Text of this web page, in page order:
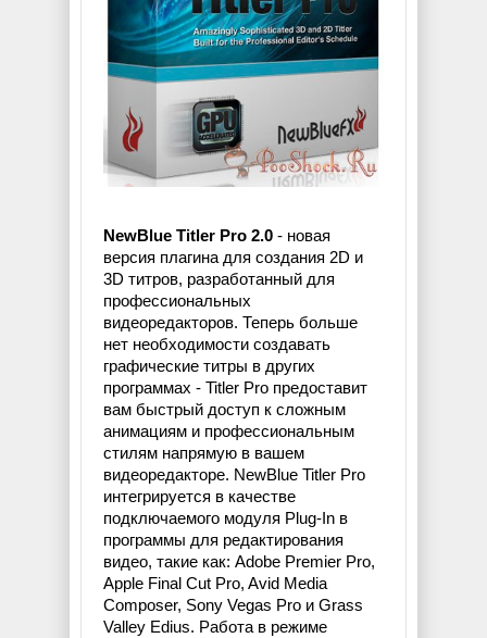
NewBlue Titler Pro 2.0 - новая
версия плагина для создания 2D и
3D титров, разработанный для
профессиональных
видеоредакторов. Теперь больше
нет необходимости создавать
графические титры в других
программах - Titler Pro предоставит
вам быстрый доступ к сложным
анимациям и профессиональным
стилям напрямую в вашем
видеоредакторе. NewBlue Titler Pro
интегрируется в качестве
подключаемого модуля Plug-In в
программы для редактирования
видео, такие как: Adobe Premier Pro,
Apple Final Cut Pro, Avid Media
Composer, Sony Vegas Pro и Grass
Valley Edius. Работа в режиме